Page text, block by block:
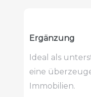
Ergänzung
Ideal als
eine
Immobilien.